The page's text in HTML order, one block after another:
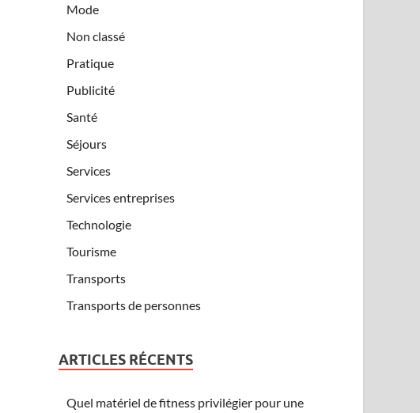
Mode
Non classé
Pratique
Publicité
Santé
Séjours
Services
Services entreprises
Technologie
Tourisme
Transports
Transports de personnes
ARTICLES RÉCENTS
Quel matériel de fitness privilégier pour une